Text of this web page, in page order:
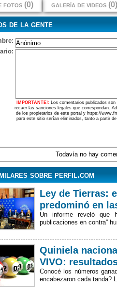
fotos (0) galería de videos (0)
de la gente
IMPORTANTE!: Los comentarios publicados
recaer las sanciones legales que correspondan.
de los propietarios de este portal y https://
para este sitio serían eliminados, tanto a partir
Todavía no hay
sobre perfil.com
Ley de Tierras:
predominó en
Un informe reveló que
publicaciones en contra”
Quiniela
VIVO:
Conocé los números
encabezaron cada tanda?